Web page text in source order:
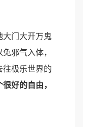
门大开万鬼
邪气入体，
极乐世界的
好的自由，